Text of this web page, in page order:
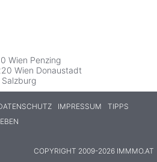
Wien Penzing
Wien Donaustadt
IMPRESSUM
TIPPS
COPYRIGHT 2009-2026 IMMMO.AT